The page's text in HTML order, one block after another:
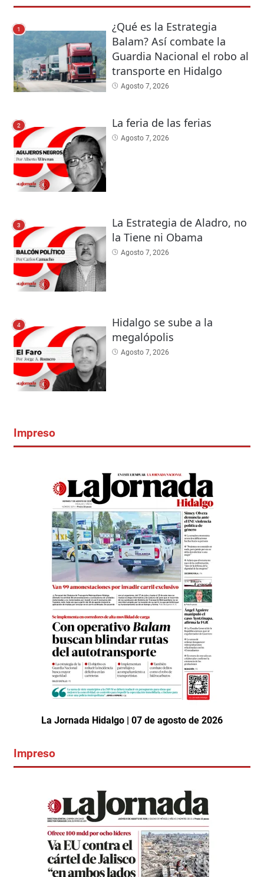
1
¿Qué es la Estrategia
Balam? Así combate la
Guardia Nacional el robo al
transporte en Hidalgo
Agosto 7, 2026
2 La feria de las ferias
Agosto 7, 2026
3
La Estrategia de Aladro, no
la Tiene ni Obama
Agosto 7, 2026
4
Hidalgo se sube a la
megalópolis
Agosto 7, 2026
Impreso
La Jornada Hidalgo | 07 de agosto de 2026
Impreso